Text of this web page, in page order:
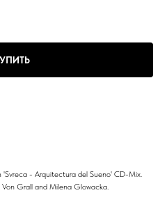
- Arquitectura del Sueno' CD-Mix.
Grall and Milena Glowacka.